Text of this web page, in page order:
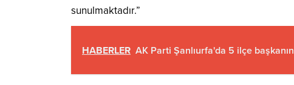
sunulmaktadır.”
HABERLER AK Parti Şanlıurfa'da 5 ilçe